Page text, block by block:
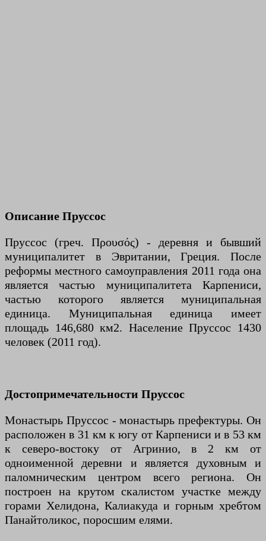
Описание Пруссос
Пруссос (греч. Προυσός) - деревня и бывший
муниципалитет в Эвритании, Греция. После
реформы местного самоуправления 2011 года она
является частью муниципалитета Карпениси,
частью которого является муниципальная
единица. Муниципальная единица имеет
площадь 146,680 км2. Население Пруссос 1430
человек (2011 год).
Достопримечательности Пруссос
Монастырь Пруссос - монастырь префектуры. Он
расположен в 31 км к югу от Карпениси и в 53 км
к северо-востоку от Агринио, в 2 км от
одноименной деревни и является духовным и
паломническим центром всего региона. Он
построен на крутом скалистом участке между
горами Хелидона, Калиакуда и горным хребтом
Панайтоликос, поросшим елями.